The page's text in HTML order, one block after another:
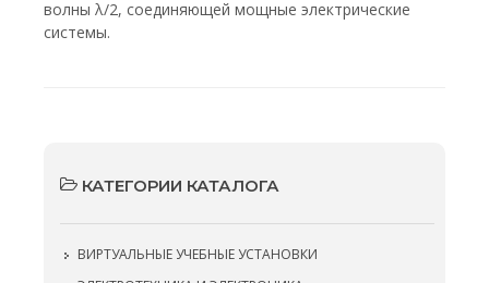
волны λ/2, соединяющей мощные электрические
системы.
КАТЕГОРИИ КАТАЛОГА
ВИРТУАЛЬНЫЕ УЧЕБНЫЕ УСТАНОВКИ